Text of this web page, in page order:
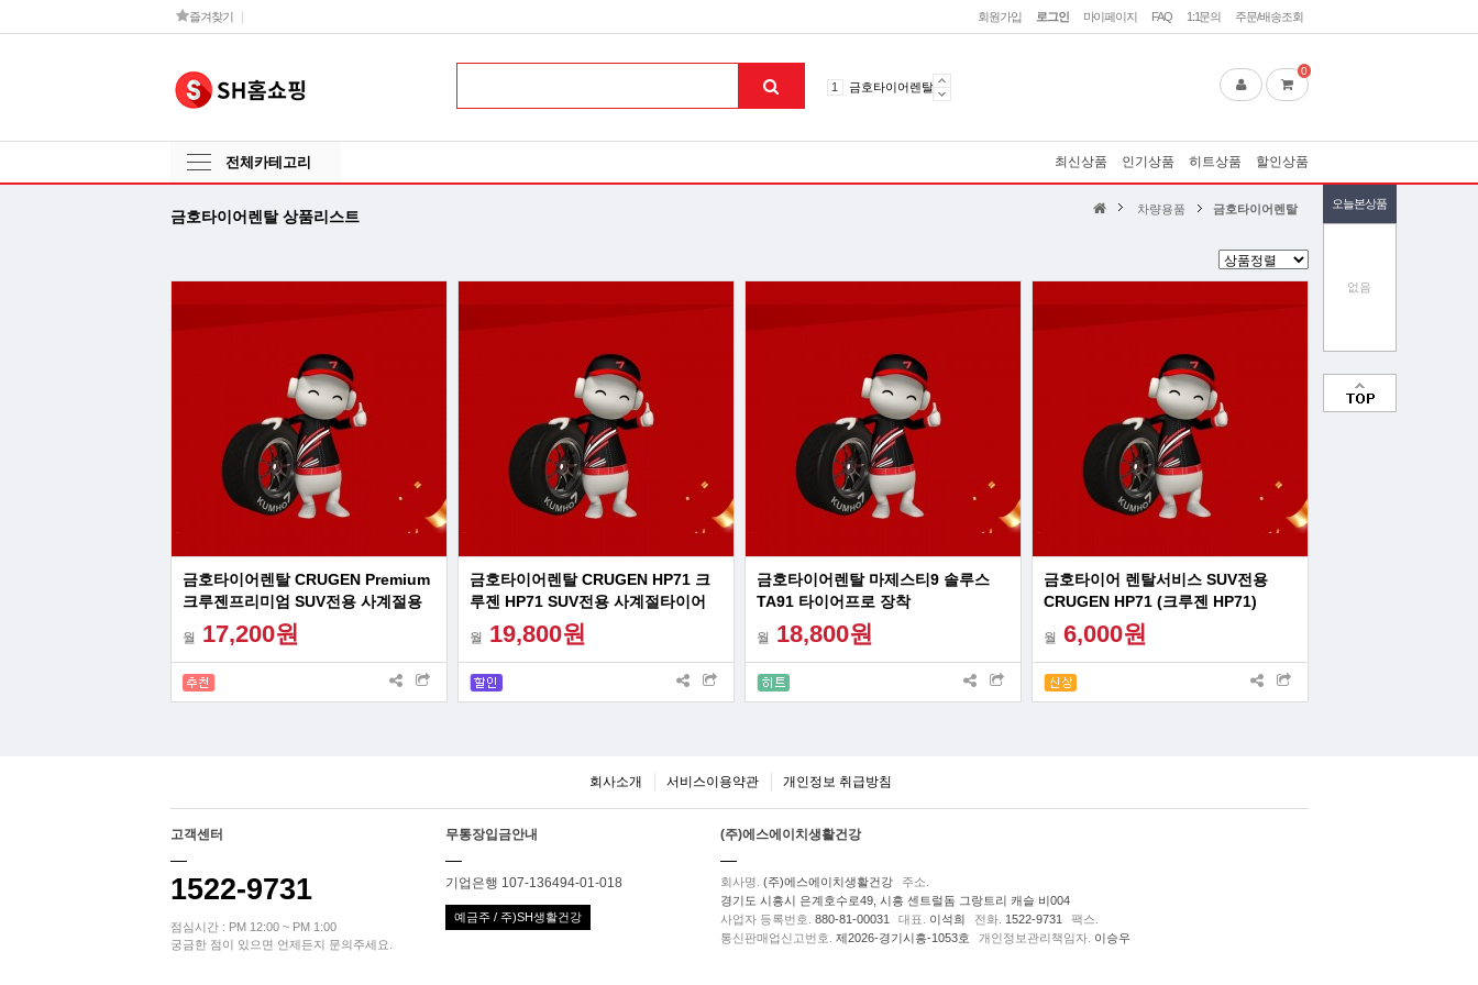
회원가입 로그인 마이페이지 FAQ 1:1문의 주문/배송조회
즐겨찾기
1 금호타이어렌탈
3 라파402
8 무주천마
금호타이어렌탈
0
전체카테고리 최신상품 인기상품 히트상품 할인상품
금호타이어렌탈 상품리스트
오늘본상품
없음
차량용품 금호타이어렌탈
금호타이어렌탈 CRUGEN Premium
크루젠프리미엄 SUV전용 사계절용
타이어프로 장착
월 17,200원
금호타이어렌탈 CRUGEN HP71 크
루젠 HP71 SUV전용 사계절타이어
월 19,800원
금호타이어렌탈 마제스티9 솔루스
TA91 타이어프로 장착
월 18,800원
금호타이어 렌탈서비스 SUV전용
CRUGEN HP71 (크루젠 HP71)
월 6,000원
회사소개 서비스이용약관 개인정보 취급방침
고객센터
1522-9731
점심시간 : PM 12:00 ~ PM 1:00
궁금한 점이 있으면 언제든지 문의주세요.
무통장입금안내
기업은행 107-136494-01-018
예금주 / 주)SH생활건강
(주)에스에이치생활건강
회사명. (주)에스에이치생활건강
주소.
경기도 시흥시 은계호수로49, 시흥 센트럴돔 그랑트리 캐슬 비004
사업자 등록번호. 880-81-00031 대표. 이석희 전화. 1522-9731
팩스.
통신판매업신고번호. 제2026-경기시흥-1053호 개인정보관리책임자. 이승우